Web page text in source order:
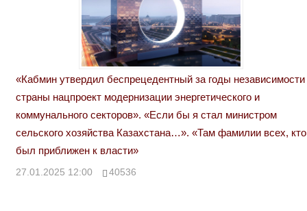
«Кабмин утвердил беспрецедентный за годы независимости
страны нацпроект модернизации энергетического и
коммунального секторов». «Если бы я стал министром
сельского хозяйства Казахстана…». «Там фамилии всех, кто
был приближен к власти»
27.01.2025 12:00 40536